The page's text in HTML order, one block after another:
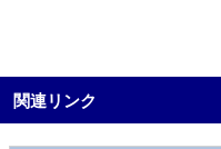
関連リンク